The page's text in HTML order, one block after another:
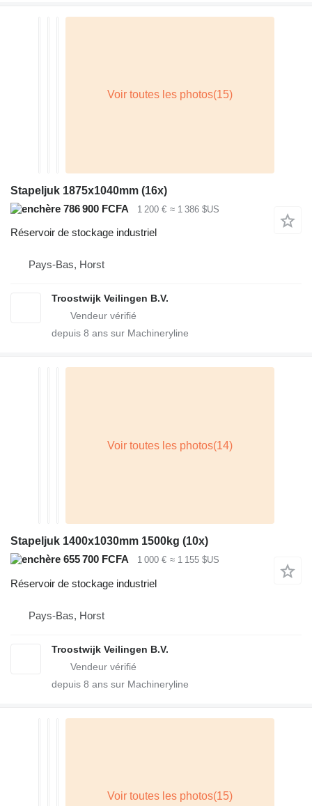
Stapeljuk 1875x1040mm (16x)
786 900 FCFA
1 200 € ≈ 1 386 $US
Réservoir de stockage industriel
Pays-Bas, Horst
Troostwijk Veilingen B.V.
depuis 8 ans sur Machineryline
Stapeljuk 1400x1030mm 1500kg (10x)
655 700 FCFA
1 000 € ≈ 1 155 $US
Réservoir de stockage industriel
Pays-Bas, Horst
Troostwijk Veilingen B.V.
depuis 8 ans sur Machineryline